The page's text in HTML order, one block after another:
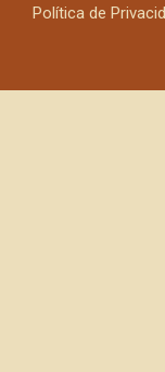
Política de